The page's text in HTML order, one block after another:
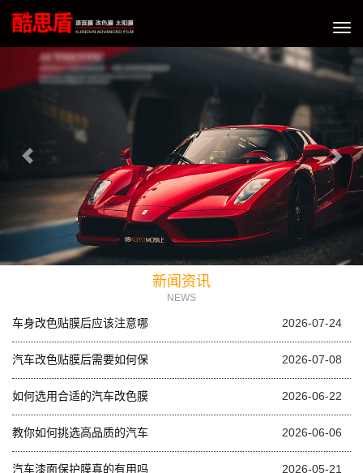
切
换
航
Previous
新闻资讯
NEWS
车身改色贴膜后应该注意哪 2026-07-24
汽车改色贴膜后需要如何保 2026-07-08
如何选用合适的汽车改色膜 2026-06-22
教你如何挑选高品质的汽车 2026-06-06
汽车漆面保护膜真的有用吗 2026-05-21